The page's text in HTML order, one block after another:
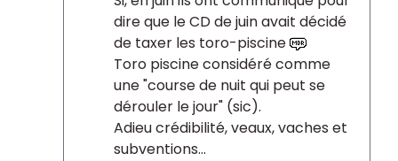
dire que le CD de juin avait décidé
de taxer les toro-piscine
Toro piscine considéré comme
une "course de nuit qui peut se
dérouler le jour" (sic).
Adieu crédibilité, veaux, vaches et
subventions...